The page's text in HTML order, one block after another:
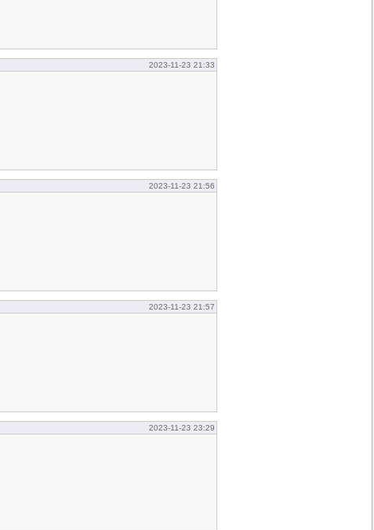
2023-11-23 21:33
2023-11-23 21:56
2023-11-23 21:57
2023-11-23 23:29